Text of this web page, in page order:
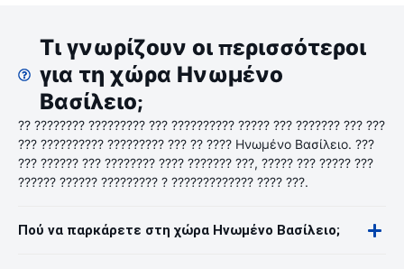
Τι γνωρίζουν οι περισσότεροι
για τη χώρα Ηνωμένο
Βασίλειο;
?? ???????? ????????? ??? ?????????? ????? ??? ??????? ??? ???
??? ?????????? ????????? ??? ?? ???? Ηνωμένο Βασίλειο. ???
??? ?????? ??? ???????? ???? ??????? ???, ????? ??? ????? ???
?????? ?????? ????????? ? ????????????? ???? ???.
Πού να παρκάρετε στη χώρα Ηνωμένο Βασίλειο;